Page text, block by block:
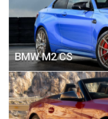
BMW M2 CS